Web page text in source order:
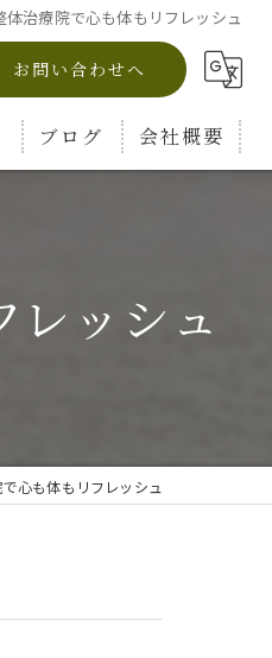
治療院で心も体もリフレッシュ
お問い合わせへ
ブログ 会社概要
ッシュ
心も体もリフレッシュ